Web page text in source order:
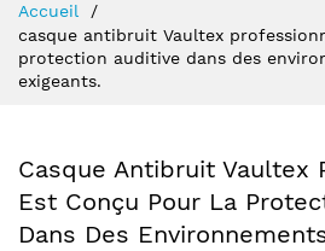
au
contenu
Accueil
casque antibruit Vaultex
protection auditive dans des
exigeants.
Casque Antibruit Vaultex
Est Conçu Pour La
Dans Des